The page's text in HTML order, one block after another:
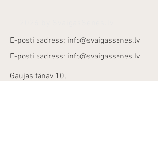
E-posti aadress: info@svaigassenes.lv
E-posti aadress: info@svaigassenes.lv
Gaujas tänav 10,